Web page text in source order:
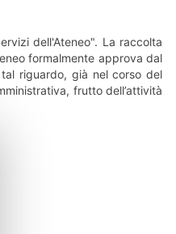
dell'Ateneo". La raccolta
formalmente approva dal
riguardo, già nel corso del
frutto dell’attività